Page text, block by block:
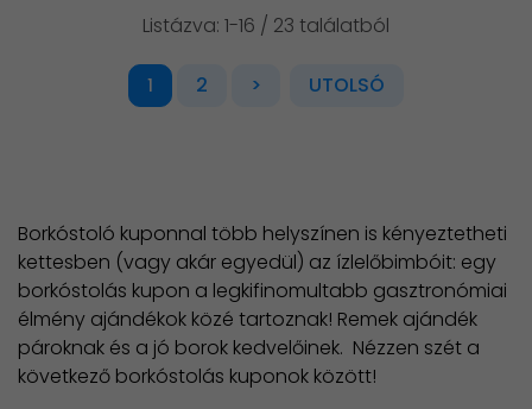
Listázva: 1-16 / 23 találatból
1 2 > UTOLSÓ
Borkóstoló kuponnal több helyszínen is kényeztetheti
kettesben (vagy akár egyedül) az ízlelőbimbóit: egy
borkóstolás kupon a legkifinomultabb gasztronómiai
élmény ajándékok közé tartoznak! Remek ajándék
pároknak és a jó borok kedvelőinek. Nézzen szét a
következő borkóstolás kuponok között!